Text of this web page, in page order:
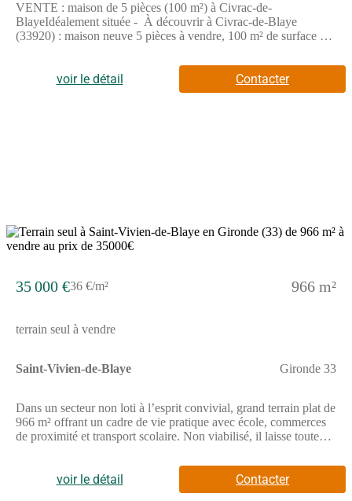
VENTE : maison de 5 pièces (100 m²) à Civrac-de-
BlayeIdéalement située - À découvrir à Civrac-de-Blaye
(33920) : maison neuve 5 pièces à vendre, 100 m² de surface sur
chambres, une cuisine et une salle de bains.À dix minutes : gares
(Cavignac, Saint-Mariens-Saint-Yzan et Gauriaguet), École
Primaire Paulette Fricain. Accès nationale N10 à 6 km. Océan
voir le détail Contacter
35 000 €36 €/m² 966 m²
terrain seul à vendre
Saint-Vivien-de-Blaye Gironde 33
Dans un secteur non loti à l’esprit convivial, grand terrain plat de
966 m² offrant un cadre de vie pratique avec école, commerces
de proximité et transport scolaire. Non viabilisé, il laisse toute
environnement du quotidien bien organisé. // Réf. : T227322.
Prix terrain : 35 000 €, hors frais d'agence et de notaire à la
charge de l'acquéreur. Ce terrain vous est proposé, par nos
voir le détail Contacter